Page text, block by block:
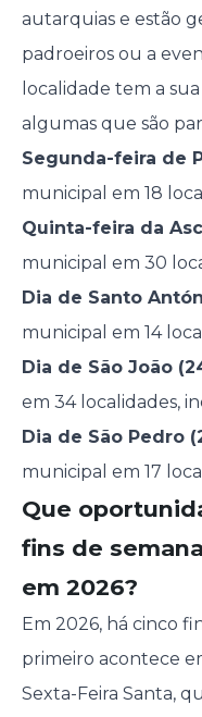
autarquias e estão
padroeiros ou a
localidade tem a
algumas que são
Segunda-feira de
municipal em 18
Quinta-feira da
municipal em 30
Dia de Santo
municipal em 14
Dia de São João
em 34 localidades,
Dia de São Pedro
municipal em 17
Que
fins de
em 2026?
Em 2026, há cinco
primeiro acontece
Sexta-Feira Santa,